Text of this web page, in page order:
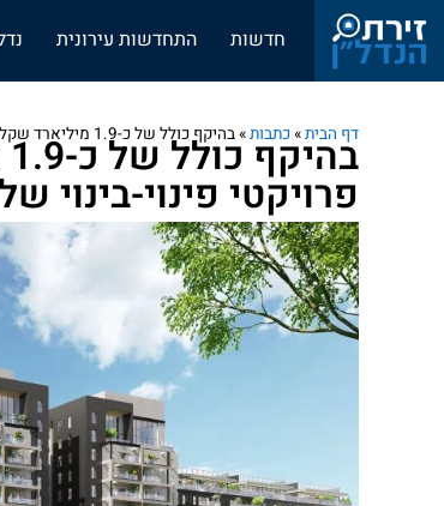
חדשות התחדשות עירונית
דף הבית»כתבות»בהיקף כולל של כ-1.9 מיליארד שקל: ארכימדס תממן שני פרויקטי פינוי-בינוי של רוטשטיין בירושלים
פרויקטי פינוי-בינוי